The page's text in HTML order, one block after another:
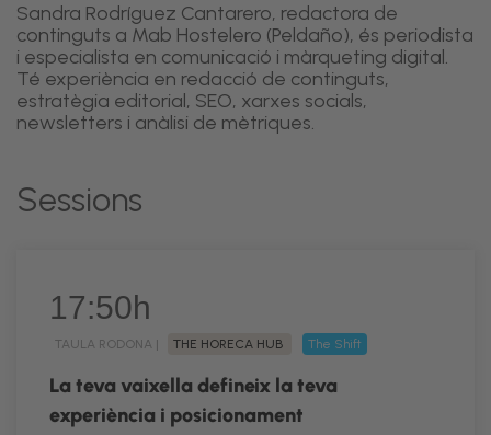
Sandra Rodríguez Cantarero, redactora de
continguts a Mab Hostelero (Peldaño), és periodista
i especialista en comunicació i màrqueting digital.
Té experiència en redacció de continguts,
estratègia editorial, SEO, xarxes socials,
newsletters i anàlisi de mètriques.
Sessions
17:50h
TAULA RODONA | THE HORECA HUB The Shift
La teva vaixella defineix la teva
experiència i posicionament